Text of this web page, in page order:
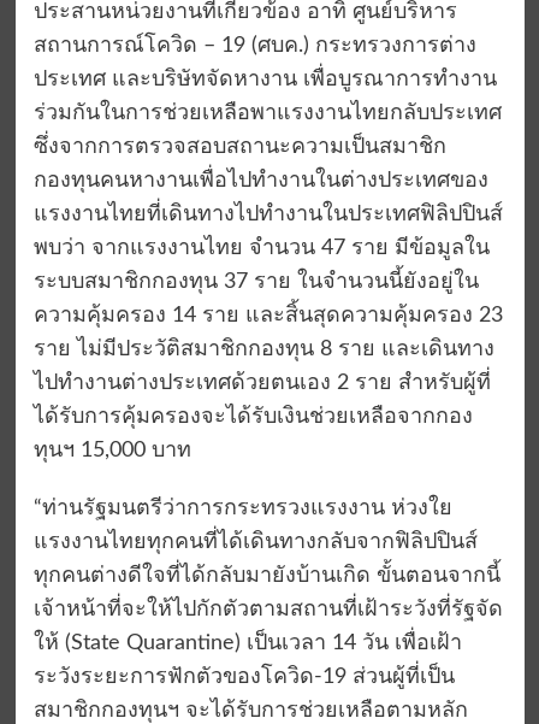
ประสานหน่วยงานที่เกี่ยวข้อง อาทิ ศูนย์บริหาร
สถานการณ์โควิด – 19 (ศบค.) กระทรวงการต่าง
ประเทศ และบริษัทจัดหางาน เพื่อบูรณาการทำงาน
ร่วมกันในการช่วยเหลือพาแรงงานไทยกลับประเทศ
ซึ่งจากการตรวจสอบสถานะความเป็นสมาชิก
กองทุนคนหางานเพื่อไปทำงานในต่างประเทศของ
แรงงานไทยที่เดินทางไปทำงานในประเทศฟิลิปปินส์
พบว่า จากแรงงานไทย จำนวน 47 ราย มีข้อมูลใน
ระบบสมาชิกกองทุน 37 ราย ในจำนวนนี้ยังอยู่ใน
ความคุ้มครอง 14 ราย และสิ้นสุดความคุ้มครอง 23
ราย ไม่มีประวัติสมาชิกกองทุน 8 ราย และเดินทาง
ไปทำงานต่างประเทศด้วยตนเอง 2 ราย สำหรับผู้ที่
ได้รับการคุ้มครองจะได้รับเงินช่วยเหลือจากกอง
ทุนฯ 15,000 บาท
“ท่านรัฐมนตรีว่าการกระทรวงแรงงาน ห่วงใย
แรงงานไทยทุกคนที่ได้เดินทางกลับจากฟิลิปปินส์
ทุกคนต่างดีใจที่ได้กลับมายังบ้านเกิด ขั้นตอนจากนี้
เจ้าหน้าที่จะให้ไปกักตัวตามสถานที่เฝ้าระวังที่รัฐจัด
ให้ (State Quarantine) เป็นเวลา 14 วัน เพื่อเฝ้า
ระวังระยะการฟักตัวของโควิด-19 ส่วนผู้ที่เป็น
สมาชิกกองทุนฯ จะได้รับการช่วยเหลือตามหลัก